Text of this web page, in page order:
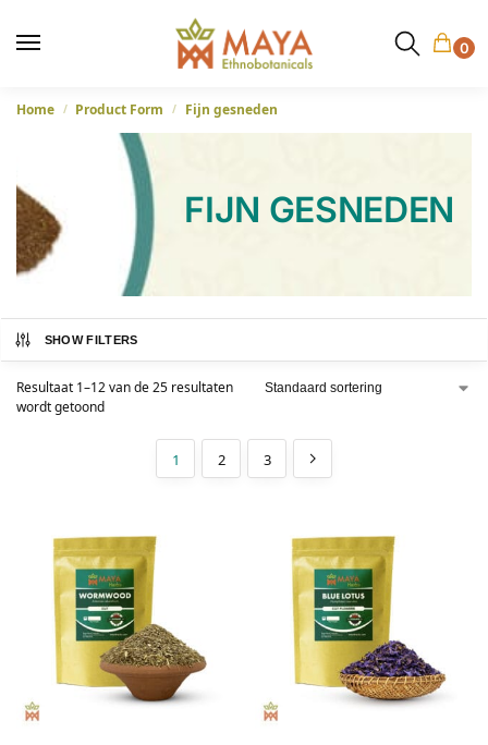
0
Home / Product Form / Fijn gesneden
FIJN GESNEDEN
SHOW FILTERS
Resultaat 1–12 van de 25 resultaten
wordt getoond
1 2 3